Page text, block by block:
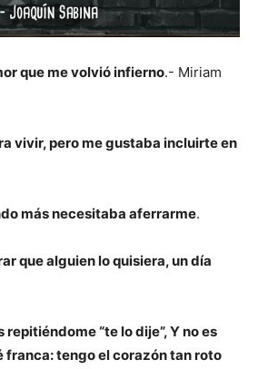
que me volvió infierno.- Miriam
vivir, pero me gustaba incluirte en
más necesitaba aferrarme.
que alguien lo quisiera, un día
repitiéndome “te lo dije”, Y no es
franca: tengo el corazón tan roto